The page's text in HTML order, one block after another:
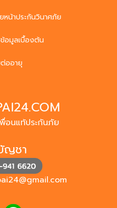
น้าประกันวินาศภัย
อมูลเบื้องต้น
ออายุ
อนแท้ประกันภัย
ชา